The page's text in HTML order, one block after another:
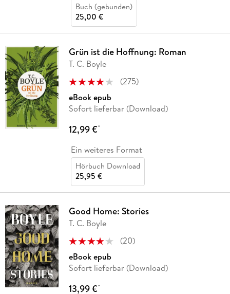
Buch (gebunden)
25,00 €
Grün ist die Hoffnung: Roman
T. C. Boyle
(275)
eBook epub
Sofort lieferbar (Download)
12,99 €*
Ein weiteres Format
Hörbuch Download
25,95 €
Good Home: Stories
T. C. Boyle
(20)
eBook epub
Sofort lieferbar (Download)
13,99 €*